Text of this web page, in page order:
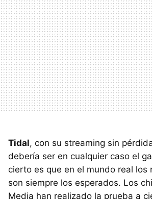
Tidal, con su streaming sin
debería ser en cualquier caso el
cierto es que en el mundo real los
son siempre los esperados. Los
Media han realizado la prueba a